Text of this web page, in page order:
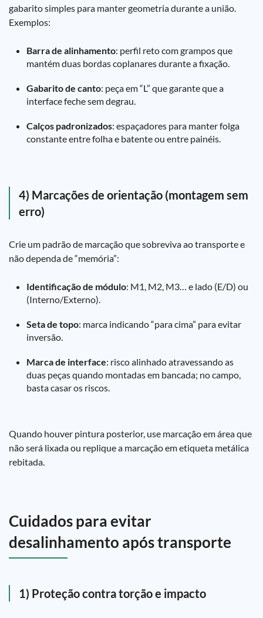
gabarito simples para manter geometria durante a união.
Exemplos:
Barra de alinhamento: perfil reto com grampos que
mantém duas bordas coplanares durante a fixação.
Gabarito de canto: peça em “L” que garante que a
interface feche sem degrau.
Calços padronizados: espaçadores para manter folga
constante entre folha e batente ou entre painéis.
4) Marcações de orientação (montagem sem
erro)
Crie um padrão de marcação que sobreviva ao transporte e
não dependa de “memória”:
Identificação de módulo: M1, M2, M3… e lado (E/D) ou
(Interno/Externo).
Seta de topo: marca indicando “para cima” para evitar
inversão.
Marca de interface: risco alinhado atravessando as
duas peças quando montadas em bancada; no campo,
basta casar os riscos.
Quando houver pintura posterior, use marcação em área que
não será lixada ou replique a marcação em etiqueta metálica
rebitada.
Cuidados para evitar
desalinhamento após transporte
1) Proteção contra torção e impacto